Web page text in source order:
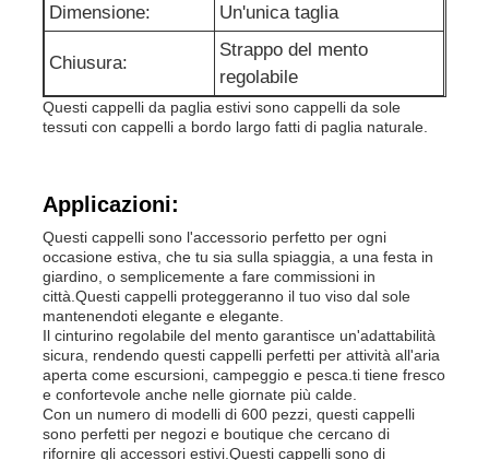
Giro della fabbrica
Contattici
Casi
Richieda una citazione
Le ghette senza cuciture delle donne
Il vello delle donne ha allineato le ghette
Dimensione:
Un'unica taglia
Chiusura:
Strappo del mento
regolabile
Questi cappelli da paglia estivi sono cappelli da sole
tessuti con cappelli a bordo largo fatti di paglia naturale.
Applicazioni:
Questi cappelli sono l'accessorio perfetto per ogni
occasione estiva, che tu sia sulla spiaggia, a una festa in
giardino, o semplicemente a fare commissioni in
città.Questi cappelli proteggeranno il tuo viso dal sole
mantenendoti elegante e elegante.
Il cinturino regolabile del mento garantisce un'adattabilità
sicura, rendendo questi cappelli perfetti per attività all'aria
aperta come escursioni, campeggio e pesca.ti tiene fresco
e confortevole anche nelle giornate più calde.
Con un numero di modelli di 600 pezzi, questi cappelli
sono perfetti per negozi e boutique che cercano di
rifornire gli accessori estivi.Questi cappelli sono di